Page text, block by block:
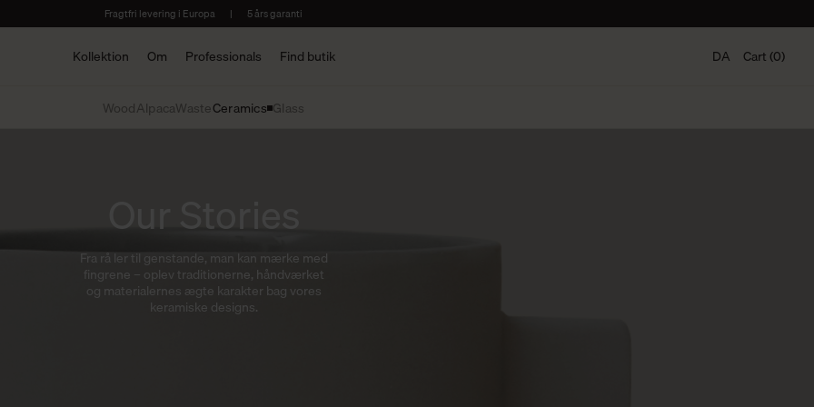
Fragtfri levering i Europa | 5 års garanti
Kollektion Om Professionals Find butik DA Cart (0)
WoodAlpacaWasteCeramics Glass
Our Stories
Fra rå ler til genstande, man kan mærke med
fingrene – oplev traditionerne, håndværket
og materialernes ægte karakter bag vores
keramiske designs.